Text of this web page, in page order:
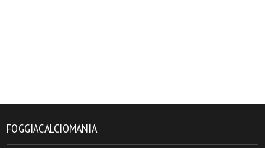
FOGGIACALCIOMANIA